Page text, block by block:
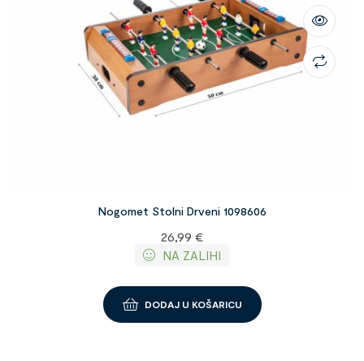
Nogomet Stolni Drveni 1098606
26,99 €
NA ZALIHI
DODAJ U KOŠARICU